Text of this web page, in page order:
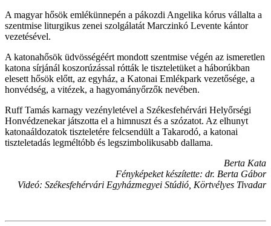
A magyar hősök emlékünnepén a pákozdi Angelika kórus vállalta a
szentmise liturgikus zenei szolgálatát Marczinkó Levente kántor
vezetésével.
A katonahősök üdvösségéért mondott szentmise végén az ismeretlen
katona sírjánál koszorúzással rótták le tiszteletüket a háborúkban
elesett hősök előtt, az egyház, a Katonai Emlékpark vezetősége, a
honvédség, a vitézek, a hagyományőrzők nevében.
Ruff Tamás karnagy vezényletével a Székesfehérvári Helyőrségi
Honvédzenekar játszotta el a himnuszt és a szózatot. Az elhunyt
katonaáldozatok tiszteletére felcsendült a Takarodó, a katonai
tiszteletadás legméltóbb és legszimbolikusabb dallama.
Berta Kata
Fényképeket készítette: dr. Berta Gábor
Videó: Székesfehérvári Egyházmegyei Stúdió, Körtvélyes Tivadar